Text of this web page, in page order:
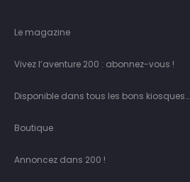
Le magazine
Vivez l’aventure 200 : abonnez-vous !
Disponible dans tous les bons kiosques…
Boutique
Annoncez dans 200 !